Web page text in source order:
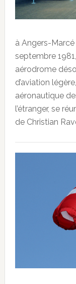
à Angers-
septembre
aérodrome
d’aviation
aéronautique
l’étranger, se
de Christian